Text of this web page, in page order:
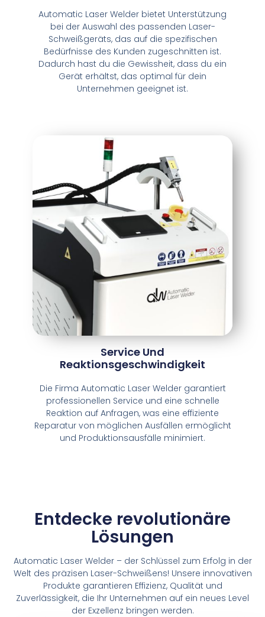
Automatic Laser Welder bietet Unterstützung
bei der Auswahl des passenden Laser-
Schweißgeräts, das auf die spezifischen
Bedürfnisse des Kunden zugeschnitten ist.
Dadurch hast du die Gewissheit, dass du ein
Gerät erhältst, das optimal für dein
Unternehmen geeignet ist.
Service Und
Reaktionsgeschwindigkeit
Die Firma Automatic Laser Welder garantiert
professionellen Service und eine schnelle
Reaktion auf Anfragen, was eine effiziente
Reparatur von möglichen Ausfällen ermöglicht
und Produktionsausfälle minimiert.
Entdecke revolutionäre
Lösungen
Automatic Laser Welder – der Schlüssel zum Erfolg in der
Welt des präzisen Laser-Schweißens! Unsere innovativen
Produkte garantieren Effizienz, Qualität und
Zuverlässigkeit, die Ihr Unternehmen auf ein neues Level
der Exzellenz bringen werden.